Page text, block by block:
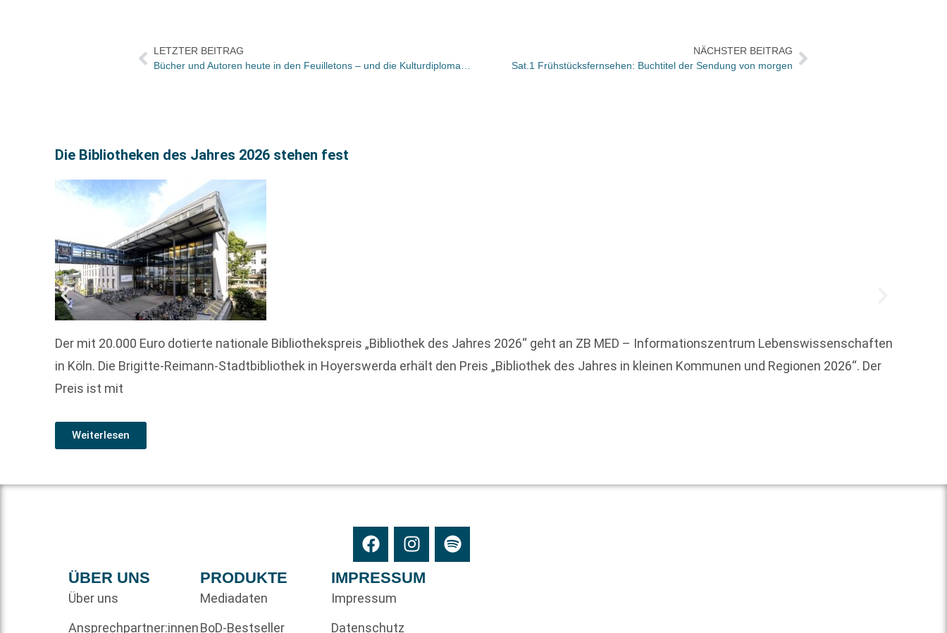
LETZTER BEITRAG
NÄCHSTER BEITRAG
Sat.1 Frühstücksfernsehen: Buchtitel der Sendung von morgen
Die Bibliotheken des Jahres 2026 stehen fest
Der mit 20.000 Euro dotierte nationale Bibliothekspreis „Bibliothek des Jahres 2026“ geht an ZB MED – Informationszentrum Lebenswissenschaften
in Köln. Die Brigitte-Reimann-Stadtbibliothek in Hoyerswerda erhält den Preis „Bibliothek des Jahres in kleinen Kommunen und Regionen 2026“. Der
Preis ist mit
Weiterlesen
ÜBER UNS
Über uns
Ansprechpartner:innen
PRODUKTE
Mediadaten
BoD-Bestseller
IMPRESSUM
Impressum
Datenschutz